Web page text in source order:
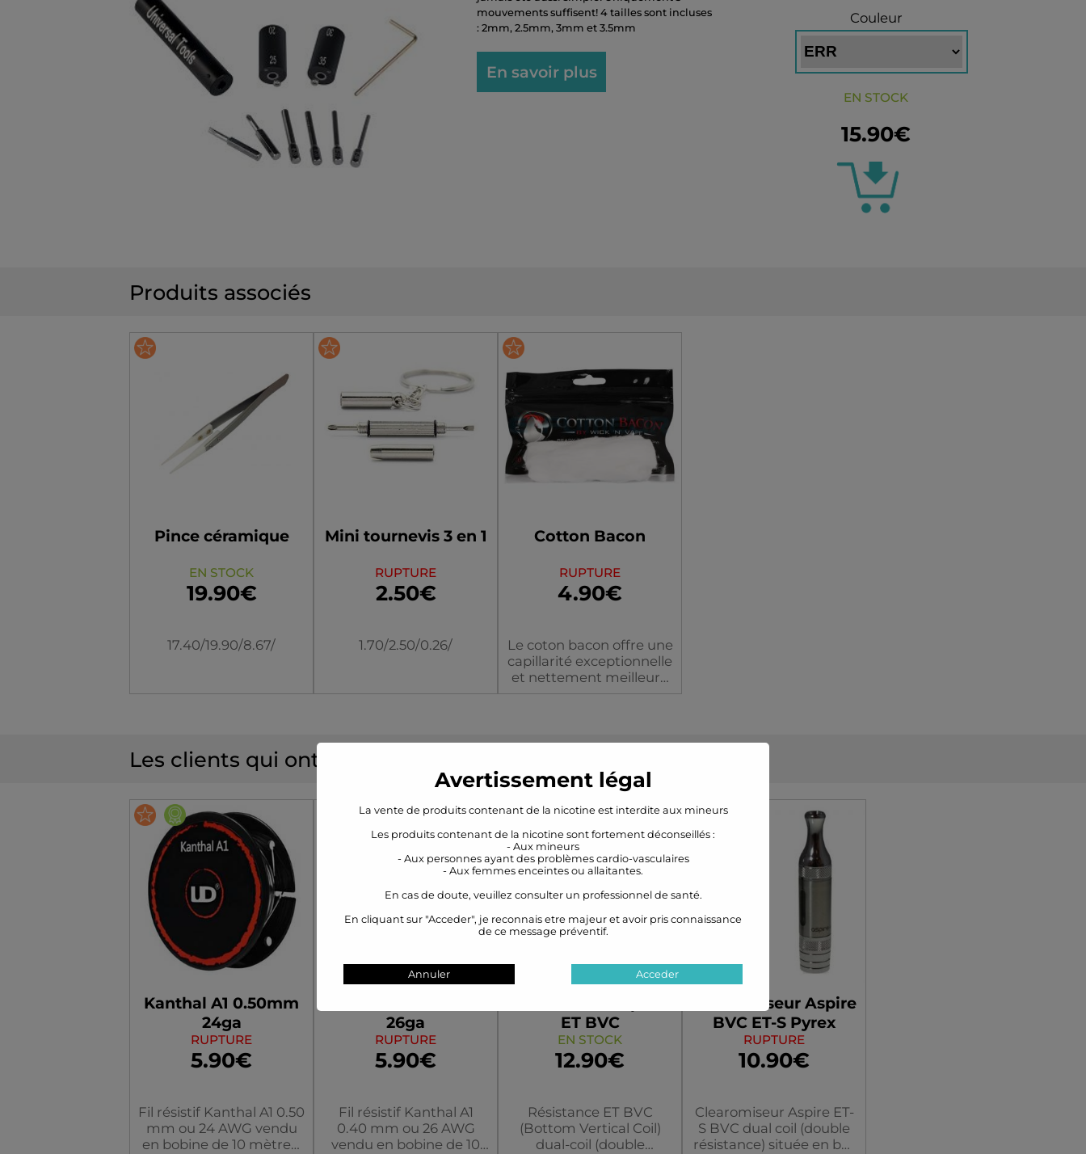
Avertissement légal
La vente de produits contenant de la nicotine est interdite aux mineurs
Les produits contenant de la nicotine sont fortement déconseillés :
- Aux mineurs
- Aux personnes ayant des problèmes cardio-vasculaires
- Aux femmes enceintes ou allaitantes.
En cas de doute, veuillez consulter un professionnel de santé.
En cliquant sur "Acceder", je reconnais etre majeur et avoir pris connaissance
de ce message préventif.
Annuler Acceder
mouvements suffisent! 4 tailles sont incluses
: 2mm, 2.5mm, 3mm et 3.5mm
En savoir plus
Couleur
EN STOCK
15.90€
Produits associés
Stock
Pince céramique
EN STOCK
19.90€
17.40/19.90/8.67/
Mini tournevis 3 en 1
RUPTURE
2.50€
1.70/2.50/0.26/
Cotton Bacon
RUPTURE
4.90€
Le coton bacon offre une
capillarité exceptionnelle
et nettement meilleure
que le coton cardé ou
Les clients qui ont acheté ce produit ont aussi acheté
Kanthal A1 0.50mm
24ga
RUPTURE
5.90€
Fil résistif Kanthal A1 0.50
mm ou 24 AWG vendu
en bobine de 10 mètres.
26ga
RUPTURE
5.90€
Fil résistif Kanthal A1
0.40 mm ou 26 AWG
vendu en bobine de 10
ET BVC
EN STOCK
12.90€
Résistance ET BVC
(Bottom Vertical Coil)
dual-coil (double
Clearomiseur Aspire
BVC ET-S Pyrex
RUPTURE
10.90€
Clearomiseur Aspire ET-
S BVC dual coil (double
résistance) située en bas